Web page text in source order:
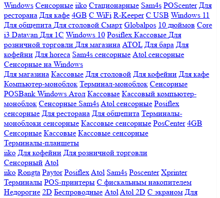
Windows Сенсорные iiko Стационарные Sam4s POScenter Для
ресторана Для кафе 4GB С WiFi R-Keeper С USB Windows 11
Для общепита Для столовой Смарт Globalpos 10 дюймов Core
i3 Datavan Для 1С Windows 10 Posiflex Кассовые Для
розничной торговли Для магазина ATOL Для бара Для
кофейни Для horeca Sam4s сенсорные Atol сенсорные
Сенсорные на Windows
Для магазина Кассовые Для столовой Для кофейни Для кафе
Компьютер-моноблок Терминал-моноблок Сенсорные
POSBank Windows Атол Кассовые Кассовый компьютер-
моноблок Сенсорные Sam4sAtol сенсорные Posiflex
сенсорные Для ресторана Для общепита Терминалы-
моноблоки сенсорные Кассовые сенсорные PosCenter 4GB
Сенсорные Кассовые Кассовые сенсорные
Терминалы-планшеты
iiko Для кофейни Для розничной торговли
Сенсорный Atol
iiko Rongta Paytor PosiflexAtol Sam4s Poscenter Xprinter
Терминалы POS-принтеры С фискальным накопителем
Недорогие 2D Беспроводные AtolAtol 2D С экраном Для